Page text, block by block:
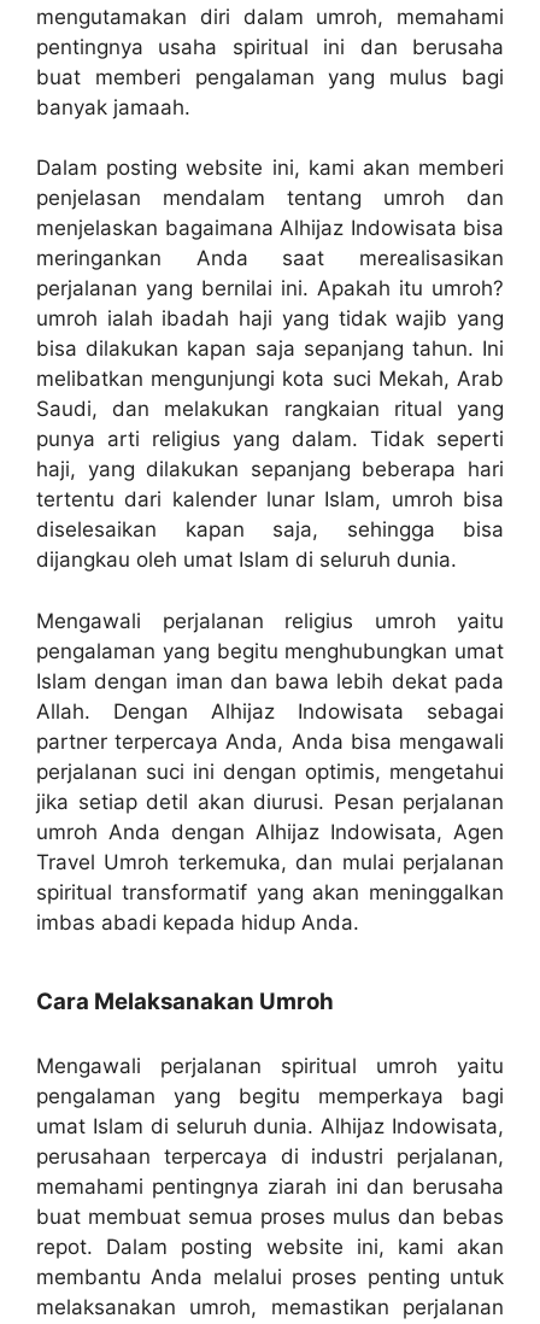
mengutamakan diri dalam umroh, memahami
pentingnya usaha spiritual ini dan berusaha
buat memberi pengalaman yang mulus bagi
banyak jamaah.
Dalam posting website ini, kami akan memberi
penjelasan mendalam tentang umroh dan
menjelaskan bagaimana Alhijaz Indowisata bisa
meringankan Anda saat merealisasikan
perjalanan yang bernilai ini. Apakah itu umroh?
umroh ialah ibadah haji yang tidak wajib yang
bisa dilakukan kapan saja sepanjang tahun. Ini
melibatkan mengunjungi kota suci Mekah, Arab
Saudi, dan melakukan rangkaian ritual yang
punya arti religius yang dalam. Tidak seperti
haji, yang dilakukan sepanjang beberapa hari
tertentu dari kalender lunar Islam, umroh bisa
diselesaikan kapan saja, sehingga bisa
dijangkau oleh umat Islam di seluruh dunia.
Mengawali perjalanan religius umroh yaitu
pengalaman yang begitu menghubungkan umat
Islam dengan iman dan bawa lebih dekat pada
Allah. Dengan Alhijaz Indowisata sebagai
partner terpercaya Anda, Anda bisa mengawali
perjalanan suci ini dengan optimis, mengetahui
jika setiap detil akan diurusi. Pesan perjalanan
umroh Anda dengan Alhijaz Indowisata, Agen
Travel Umroh terkemuka, dan mulai perjalanan
spiritual transformatif yang akan meninggalkan
imbas abadi kepada hidup Anda.
Cara Melaksanakan Umroh
Mengawali perjalanan spiritual umroh yaitu
pengalaman yang begitu memperkaya bagi
umat Islam di seluruh dunia. Alhijaz Indowisata,
perusahaan terpercaya di industri perjalanan,
memahami pentingnya ziarah ini dan berusaha
buat membuat semua proses mulus dan bebas
repot. Dalam posting website ini, kami akan
membantu Anda melalui proses penting untuk
melaksanakan umroh, memastikan perjalanan